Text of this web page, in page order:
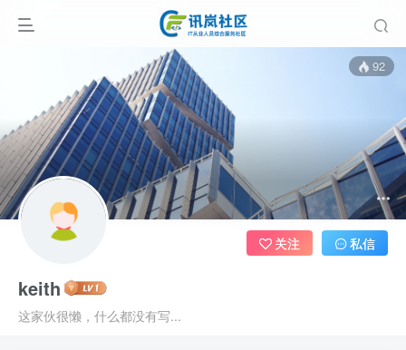
92
keith
这家伙很懒，什么都没有写...
关注 私信